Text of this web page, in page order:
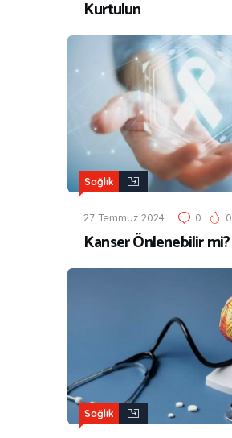
Kurtulun
Sağlık
27 Temmuz 2024 0 0
Kanser Önlenebilir mi?
Sağlık